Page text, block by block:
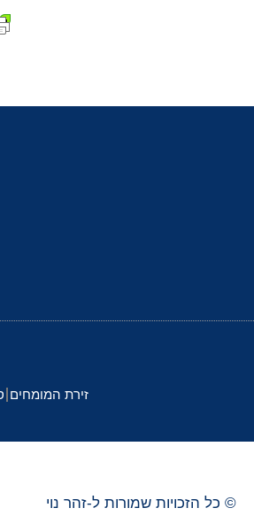
זירת המומחים
© כל הזכויות שמורות ל-זהר נוי